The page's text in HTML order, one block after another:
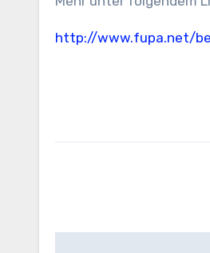
http://www.fupa.net/